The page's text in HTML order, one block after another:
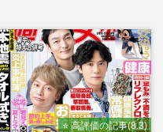
⭐ 高評価の記事(8.3)